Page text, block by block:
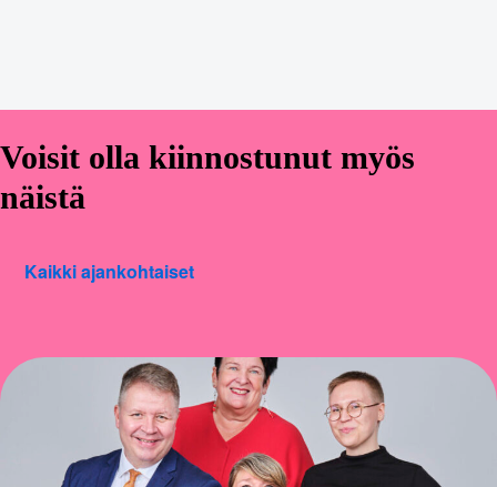
Voisit olla kiinnostunut myös
näistä
Kaikki ajankohtaiset